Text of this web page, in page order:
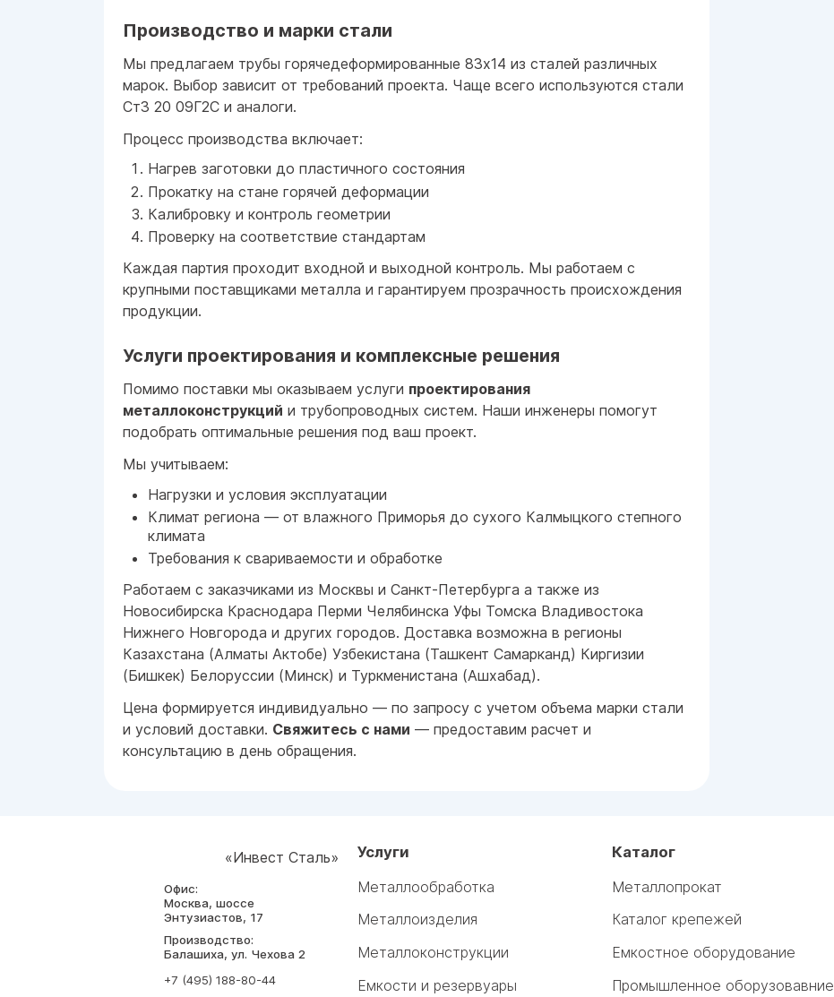
Производство и марки стали
Мы предлагаем трубы горячедеформированные 83x14 из сталей различных
марок. Выбор зависит от требований проекта. Чаще всего используются стали
Ст3 20 09Г2С и аналоги.
Процесс производства включает:
Нагрев заготовки до пластичного состояния
Прокатку на стане горячей деформации
Калибровку и контроль геометрии
Проверку на соответствие стандартам
Каждая партия проходит входной и выходной контроль. Мы работаем с
крупными поставщиками металла и гарантируем прозрачность происхождения
продукции.
Услуги проектирования и комплексные решения
Помимо поставки мы оказываем услуги проектирования
металлоконструкций и трубопроводных систем. Наши инженеры помогут
подобрать оптимальные решения под ваш проект.
Мы учитываем:
Нагрузки и условия эксплуатации
Климат региона — от влажного Приморья до сухого Калмыцкого степного
климата
Требования к свариваемости и обработке
Работаем с заказчиками из Москвы и Санкт-Петербурга а также из
Новосибирска Краснодара Перми Челябинска Уфы Томска Владивостока
Нижнего Новгорода и других городов. Доставка возможна в регионы
Казахстана (Алматы Актобе) Узбекистана (Ташкент Самарканд) Киргизии
(Бишкек) Белоруссии (Минск) и Туркменистана (Ашхабад).
Цена формируется индивидуально — по запросу с учетом объема марки стали
и условий доставки. Свяжитесь с нами — предоставим расчет и
консультацию в день обращения.
«Инвест Сталь»
Офис:
Москва, шоссе
Энтузиастов, 17
Производство:
Балашиха, ул. Чехова 2
+7 (495) 188-80-44
Услуги
Металлообработка
Металлоизделия
Металлоконструкции
Емкости и резервуары
Каталог
Металлопрокат
Каталог крепежей
Емкостное оборудование
Промышленное оборузовавние